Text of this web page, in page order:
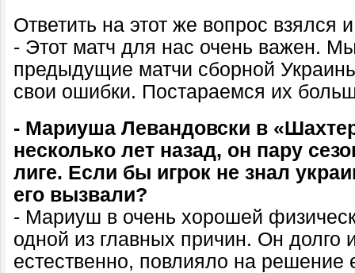
Ответить на этот же вопрос взялся
- Этот матч для нас очень важен.
предыдущие матчи сборной
свои ошибки. Постараемся их
- Мариуша Левандовски в
несколько лет назад, он пару
лиге. Если бы игрок не знал
его вызвали?
- Мариуш в очень хорошей
одной из главных причин. Он долго
естественно, повлияло на решение